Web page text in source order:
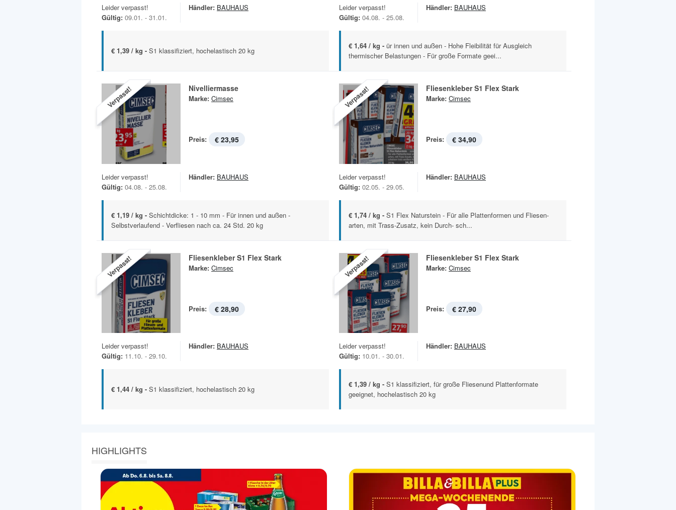
Leider verpasst!
Gültig: 09.01. - 31.01.
Händler: BAUHAUS
€ 1,39 / kg - S1 klassifiziert, hochelastisch 20 kg
Leider verpasst!
Gültig: 04.08. - 25.08.
Händler: BAUHAUS
€ 1,64 / kg - ür innen und außen - Hohe Fleibilität für Ausgleich
thermischer Belastungen - Für große Formate geei...
Verpasst! Nivelliermasse
Marke: Cimsec
Preis: € 23,95
Leider verpasst!
Gültig: 04.08. - 25.08.
Händler: BAUHAUS
€ 1,19 / kg - Schichtdicke: 1 - 10 mm - Für innen und außen -
Selbstverlaufend - Verfliesen nach ca. 24 Std. 20 kg
Verpasst! Fliesenkleber S1 Flex Stark
Marke: Cimsec
Preis: € 34,90
Leider verpasst!
Gültig: 02.05. - 29.05.
Händler: BAUHAUS
€ 1,74 / kg - S1 Flex Naturstein - Für alle Plattenformen und Fliesen-
arten, mit Trass-Zusatz, kein Durch- sch...
Verpasst! Fliesenkleber S1 Flex Stark
Marke: Cimsec
Preis: € 28,90
Leider verpasst!
Gültig: 11.10. - 29.10.
Händler: BAUHAUS
€ 1,44 / kg - S1 klassifiziert, hochelastisch 20 kg
Verpasst! Fliesenkleber S1 Flex Stark
Marke: Cimsec
Preis: € 27,90
Leider verpasst!
Gültig: 10.01. - 30.01.
Händler: BAUHAUS
€ 1,39 / kg - S1 klassifiziert, für große Fliesenund Plattenformate
geeignet, hochelastisch 20 kg
HIGHLIGHTS